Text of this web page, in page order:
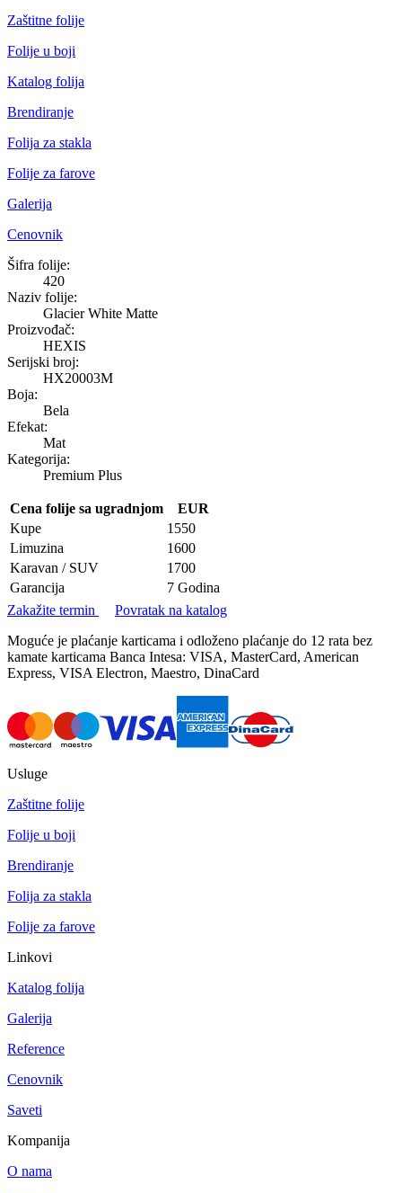
Zaštitne folije
Folije u boji
Katalog folija
Brendiranje
Folija za stakla
Folije za farove
Galerija
Cenovnik
Glacier White Matte
Šifra folije:
420
Naziv folije:
Glacier White Matte
Proizvođač:
HEXIS
Serijski broj:
HX20003M
Boja:
Bela
Efekat:
Mat
Kategorija:
Premium Plus
Cena folije sa ugradnjom
EUR
Kupe
1550
Limuzina
1600
Karavan / SUV
1700
Garancija
7 Godina
Zakažite termin
Povratak na katalog
Moguće je plaćanje karticama i odloženo plaćanje do 12 rata bez
kamate karticama Banca Intesa: VISA, MasterCard, American
Express, VISA Electron, Maestro, DinaCard
Usluge
Zaštitne folije
Folije u boji
Brendiranje
Folija za stakla
Folije za farove
Linkovi
Katalog folija
Galerija
Reference
Cenovnik
Saveti
Kompanija
O nama